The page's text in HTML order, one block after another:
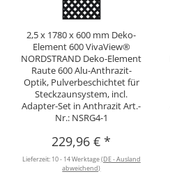
2,5 x 1780 x 600 mm Deko-
Element 600 VivaView®
NORDSTRAND Deko-Element
Raute 600 Alu-Anthrazit-
Optik, Pulverbeschichtet für
Steckzaunsystem, incl.
Adapter-Set in Anthrazit Art.-
Nr.: NSRG4-1
229,96 €*
Lieferzeit: 10 - 14 Werktage(DE - Ausland
abweichend)